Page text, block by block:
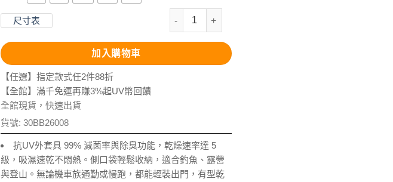
尺寸表
抗UV-Apex銀纖維抗菌側口袋短袖上衣-男 數量
加入購物車
【任選】指定款式任2件88折
【全館】滿千免運再賺3%起UV幣回饋
全館現貨，快速出貨
貨號: 30BB26008
抗UV外套具 99% 減菌率與除臭功能，乾燥速率達 5
級，吸濕速乾不悶熱。側口袋輕鬆收納，適合釣魚、露營
與登山。無論機車族通勤或慢跑，都能輕裝出門，有型乾